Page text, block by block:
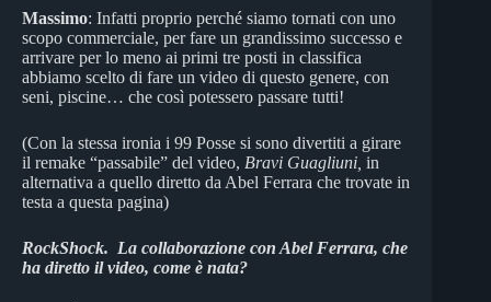
Massimo: Infatti proprio perché siamo tornati con uno
scopo commerciale, per fare un grandissimo successo e
arrivare per lo meno ai primi tre posti in classifica
abbiamo scelto di fare un video di questo genere, con
seni, piscine… che così potessero passare tutti!
(Con la stessa ironia i 99 Posse si sono divertiti a girare
il remake “passabile” del video, Bravi Guagliuni, in
alternativa a quello diretto da Abel Ferrara che trovate in
testa a questa pagina)
RockShock. La collaborazione con Abel Ferrara, che
ha diretto il video, come è nata?